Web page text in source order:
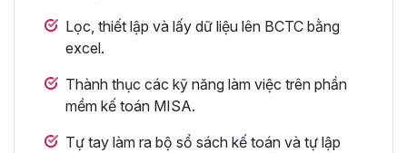
Lọc, thiết lập và lấy dữ liệu lên BCTC bằng
excel.
Thành thục các kỹ năng làm việc trên phần
mềm kế toán MISA.
Tự tay làm ra bộ sổ sách kế toán và tự lập